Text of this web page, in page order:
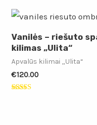
Vanilės – riešuto
kilimas „Ulita“
Apvalūs kilimai „Ulita“
€120.00